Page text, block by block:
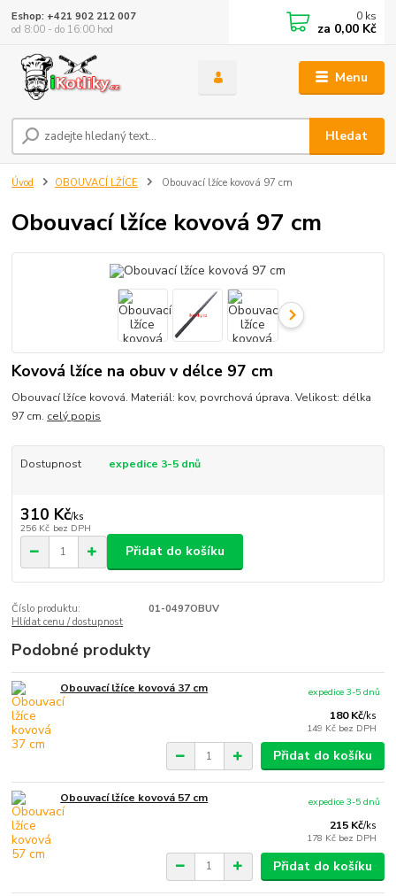
Menu
Hledat
Eshop: +421 902 212 007
od 8:00 - do 16:00 hod
0 ks
za 0,00 Kč
Úvod OBOUVACÍ LŽÍCE Obouvací lžíce kovová 97 cm
Obouvací lžíce kovová 97 cm
Kovová lžíce na obuv v délce 97 cm
Obouvací lžíce kovová. Materiál: kov, povrchová úprava. Velikost: délka
97 cm. celý popis
Dostupnost expedice 3-5 dnů
310 Kč/ks
256 Kč bez DPH
Přidat do košíku
Číslo produktu:
01-0497OBUV
Hlídat cenu / dostupnost
Podobné produkty
Obouvací lžíce kovová 37 cm
180 Kč/ks
149 Kč bez DPH
expedice 3-5 dnů
Přidat do košíku
Obouvací lžíce kovová 57 cm
215 Kč/ks
178 Kč bez DPH
expedice 3-5 dnů
Přidat do košíku